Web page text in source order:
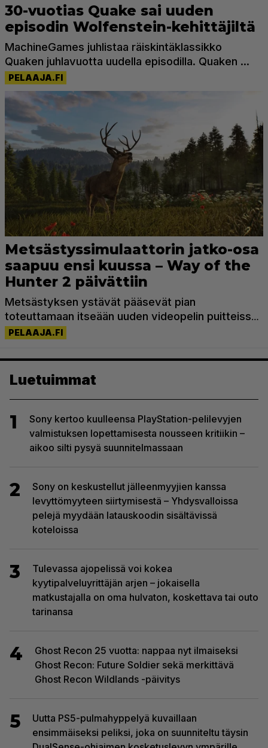
Luetuimmat
1
Sony kertoo kuulleensa PlayStation-pelilevyjen
valmistuksen lopettamisesta nousseen kritiikin –
aikoo silti pysyä suunnitelmassaan
2
Sony on keskustellut jälleenmyyjien kanssa
levyttömyyteen siirtymisestä – Yhdysvalloissa
pelejä myydään latauskoodin sisältävissä
koteloissa
3
Tulevassa ajopelissä voi kokea
kyytipalveluyrittäjän arjen – jokaisella
matkustajalla on oma hulvaton, koskettava tai outo
tarinansa
4
Ghost Recon 25 vuotta: nappaa nyt ilmaiseksi
Ghost Recon: Future Soldier sekä merkittävä
Ghost Recon Wildlands -päivitys
5
Uutta PS5-pulmahyppelyä kuvaillaan
ensimmäiseksi peliksi, joka on suunniteltu täysin